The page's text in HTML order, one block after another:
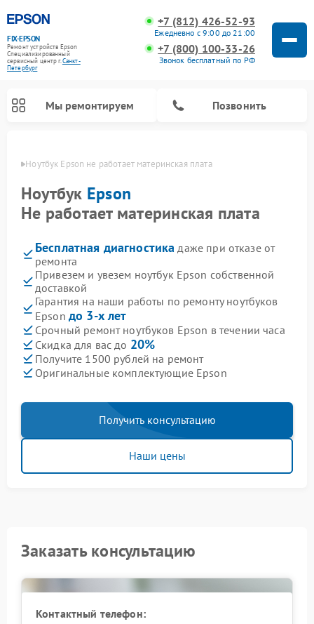
FIX-EPSON
Ремонт устройств Epson
Специализированный
cервисный центр г.Санкт-
Петербург
+7 (812) 426-52-93
Ежедневно с 9:00 до 21:00
+7 (800) 100-33-26
Звонок бесплатный по РФ
Мы ремонтируем Позвонить
Ноутбук Epson не работает материнская плата
Ноутбук Epson
Не работает материнская плата
Бесплатная диагностика даже при отказе от
ремонта
Привезем и увезем ноутбук Epson собственной
доставкой
Гарантия на наши работы по ремонту ноутбуков
Epson до 3-х лет
Срочный ремонт ноутбуков Epson в течении часа
Скидка для вас до 20%
Получите 1500 рублей на ремонт
Оригинальные комплектующие Epson
Получить консультацию
Наши цены
Заказать консультацию
Контактный телефон: